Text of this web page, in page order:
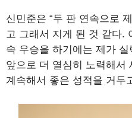
신민준은 “두 판 연속으로
고 그래서 지게 된 것 같다.
속 우승을 하기에는 제가
앞으로 더 열심히 노력해서
계속해서 좋은 성적을 거두